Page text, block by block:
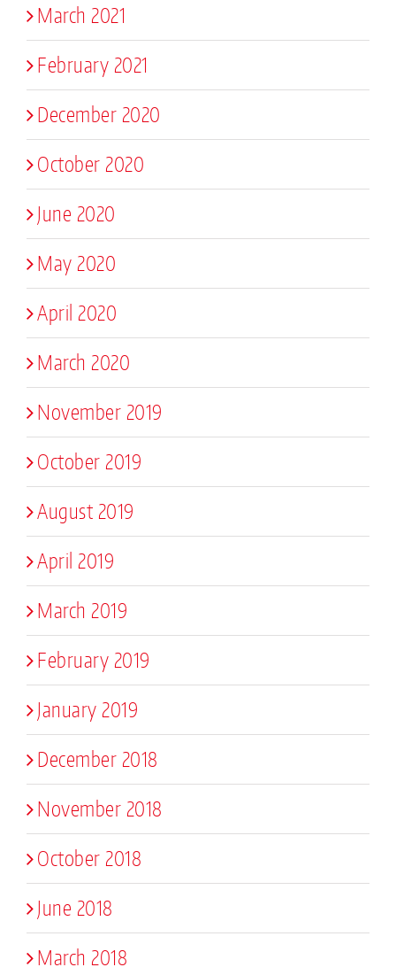
March 2021
February 2021
December 2020
October 2020
June 2020
May 2020
April 2020
March 2020
November 2019
October 2019
August 2019
April 2019
March 2019
February 2019
January 2019
December 2018
November 2018
October 2018
June 2018
March 2018